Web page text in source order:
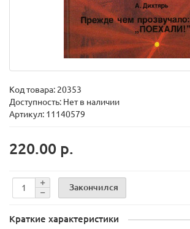
Код товара: 20353
Доступность: Нет в наличии
Артикул: 11140579
220.00 р.
Закончился
Краткие характеристики